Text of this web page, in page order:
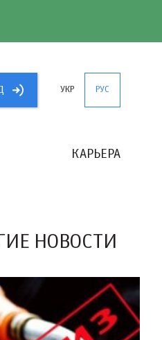
УКР РУС
КАРЬЕРА
НОВОСТИ